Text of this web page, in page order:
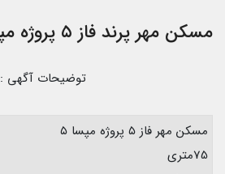
مسکن مهر پرند فاز ۵ پروژه مپسا ۵
توضیحات آگهی :
مسکن مهر فاز ۵ پروژه مپسا ۵
75متری